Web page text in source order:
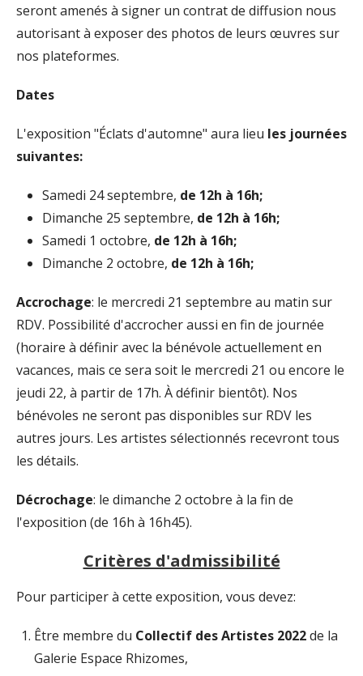
seront amenés à signer un contrat de diffusion nous
autorisant à exposer des photos de leurs œuvres sur
nos plateformes.
Dates
L'exposition "Éclats d'automne" aura lieu les journées
suivantes:
Samedi 24 septembre, de 12h à 16h;
Dimanche 25 septembre, de 12h à 16h;
Samedi 1 octobre, de 12h à 16h;
Dimanche 2 octobre, de 12h à 16h;
Accrochage: le mercredi 21 septembre au matin sur
RDV. Possibilité d'accrocher aussi en fin de journée
(horaire à définir avec la bénévole actuellement en
vacances, mais ce sera soit le mercredi 21 ou encore le
jeudi 22, à partir de 17h. À définir bientôt). Nos
bénévoles ne seront pas disponibles sur RDV les
autres jours. Les artistes sélectionnés recevront tous
les détails.
Décrochage: le dimanche 2 octobre à la fin de
l'exposition (de 16h à 16h45).
Critères d'admissibilité
Pour participer à cette exposition, vous devez:
Être membre du Collectif des Artistes 2022de la
Galerie Espace Rhizomes,